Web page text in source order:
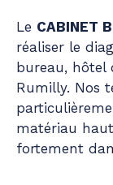
Le CABINET
réaliser le
bureau, hôtel
Rumilly. Nos
matériau
fortement